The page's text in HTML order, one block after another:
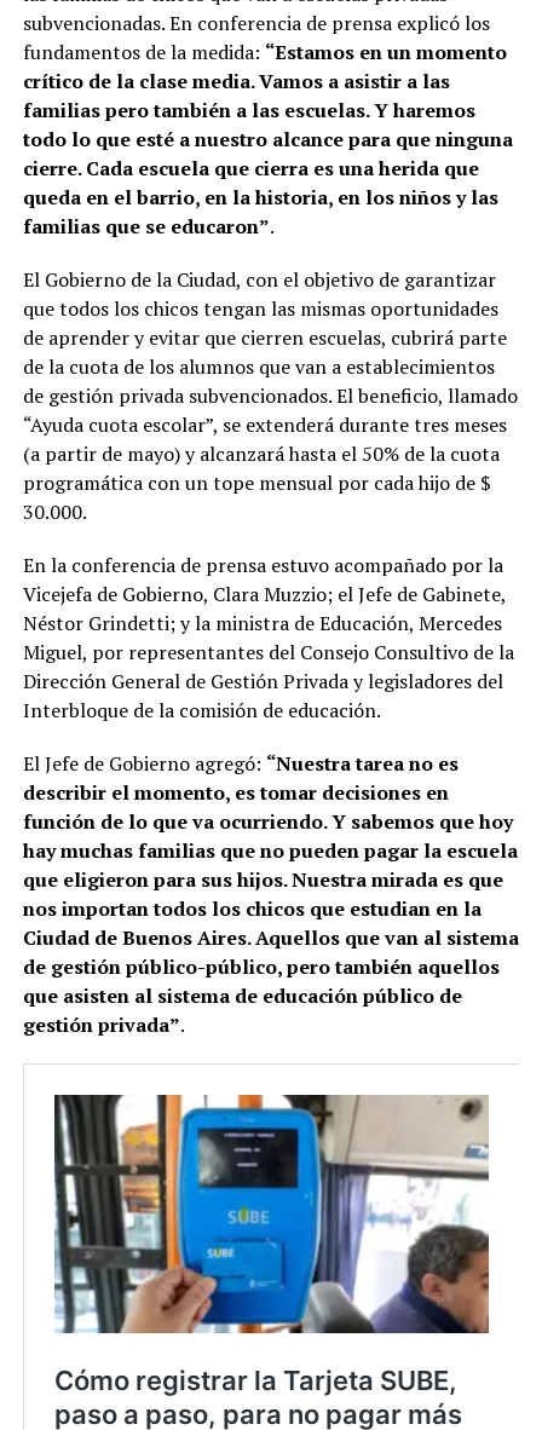
subvencionadas. En conferencia de prensa explicó los
fundamentos de la medida: “Estamos en un momento
crítico de la clase media. Vamos a asistir a las
familias pero también a las escuelas. Y haremos
todo lo que esté a nuestro alcance para que ninguna
cierre. Cada escuela que cierra es una herida que
queda en el barrio, en la historia, en los niños y las
familias que se educaron”.
El Gobierno de la Ciudad, con el objetivo de garantizar
que todos los chicos tengan las mismas oportunidades
de aprender y evitar que cierren escuelas, cubrirá parte
de la cuota de los alumnos que van a establecimientos
de gestión privada subvencionados. El beneficio, llamado
“Ayuda cuota escolar”, se extenderá durante tres meses
(a partir de mayo) y alcanzará hasta el 50% de la cuota
programática con un tope mensual por cada hijo de $
30.000.
En la conferencia de prensa estuvo acompañado por la
Vicejefa de Gobierno, Clara Muzzio; el Jefe de Gabinete,
Néstor Grindetti; y la ministra de Educación, Mercedes
Miguel, por representantes del Consejo Consultivo de la
Dirección General de Gestión Privada y legisladores del
Interbloque de la comisión de educación.
El Jefe de Gobierno agregó: “Nuestra tarea no es
describir el momento, es tomar decisiones en
función de lo que va ocurriendo. Y sabemos que hoy
hay muchas familias que no pueden pagar la escuela
que eligieron para sus hijos. Nuestra mirada es que
nos importan todos los chicos que estudian en la
Ciudad de Buenos Aires. Aquellos que van al sistema
de gestión público-público, pero también aquellos
que asisten al sistema de educación público de
gestión privada”.